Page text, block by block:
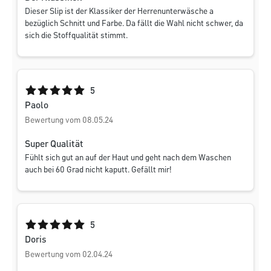
Dieser Slip ist der Klassiker der Herrenunterwäsche a
bezüglich Schnitt und Farbe. Da fällt die Wahl nicht schwer, da
sich die Stoffqualität stimmt.
Durchschnittliche Bewertung von 5 von 5 Sternen
5
Paolo
Bewertung vom 08.05.24
Super Qualität
Fühlt sich gut an auf der Haut und geht nach dem Waschen
auch bei 60 Grad nicht kaputt. Gefällt mir!
Durchschnittliche Bewertung von 5 von 5 Sternen
5
Doris
Bewertung vom 02.04.24